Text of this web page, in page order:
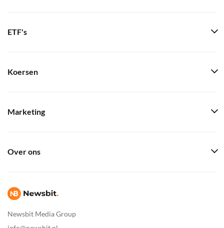
Newsbit Media Group
ETF's
Koersen
Marketing
Over ons